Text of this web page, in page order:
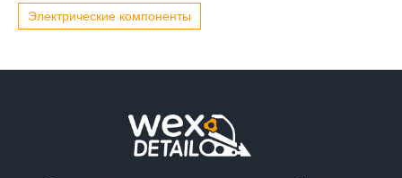
Электрические компоненты